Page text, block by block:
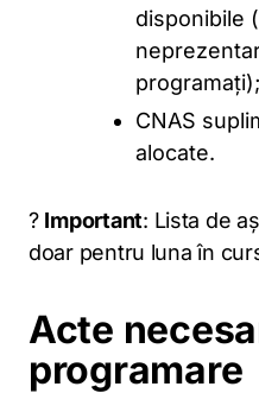
disponibile
programați);
CNAS
alocate.
? Important: Lista de
doar pentru luna în
Acte
programare